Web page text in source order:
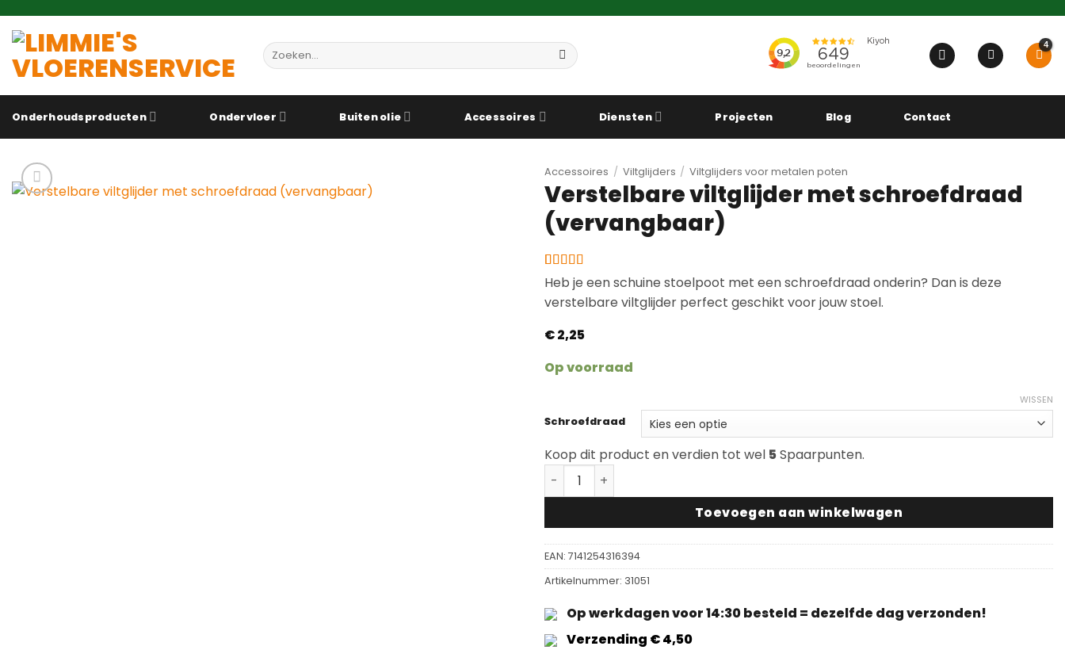
naar
inhoud
Zoeken
naar:
Onderhoudsproducten Ondervloer Buiten olie Accessoires Diensten Projecten Blog Contact
Accessoires / Viltglijders / Viltglijders voor metalen poten
Verstelbare viltglijder met schroefdraad
(vervangbaar)
Gewaardeerd
3.8op 5
gebaseerd
5
klantbeoordelingen
Heb je een schuine stoelpoot met een schroefdraad onderin? Dan is deze
verstelbare viltglijder perfect geschikt voor jouw stoel.
€2,25
Op voorraad
Schroefdraad
WISSEN
Koop dit product en verdien tot wel 5Spaarpunten.
Verstelbare viltglijder met schroefdraad (vervangbaar) aantal
Toevoegen aan winkelwagen
EAN: 7141254316394
Artikelnummer: 31051
Op werkdagen voor 14:30 besteld = dezelfde dag verzonden!
Verzending € 4,50